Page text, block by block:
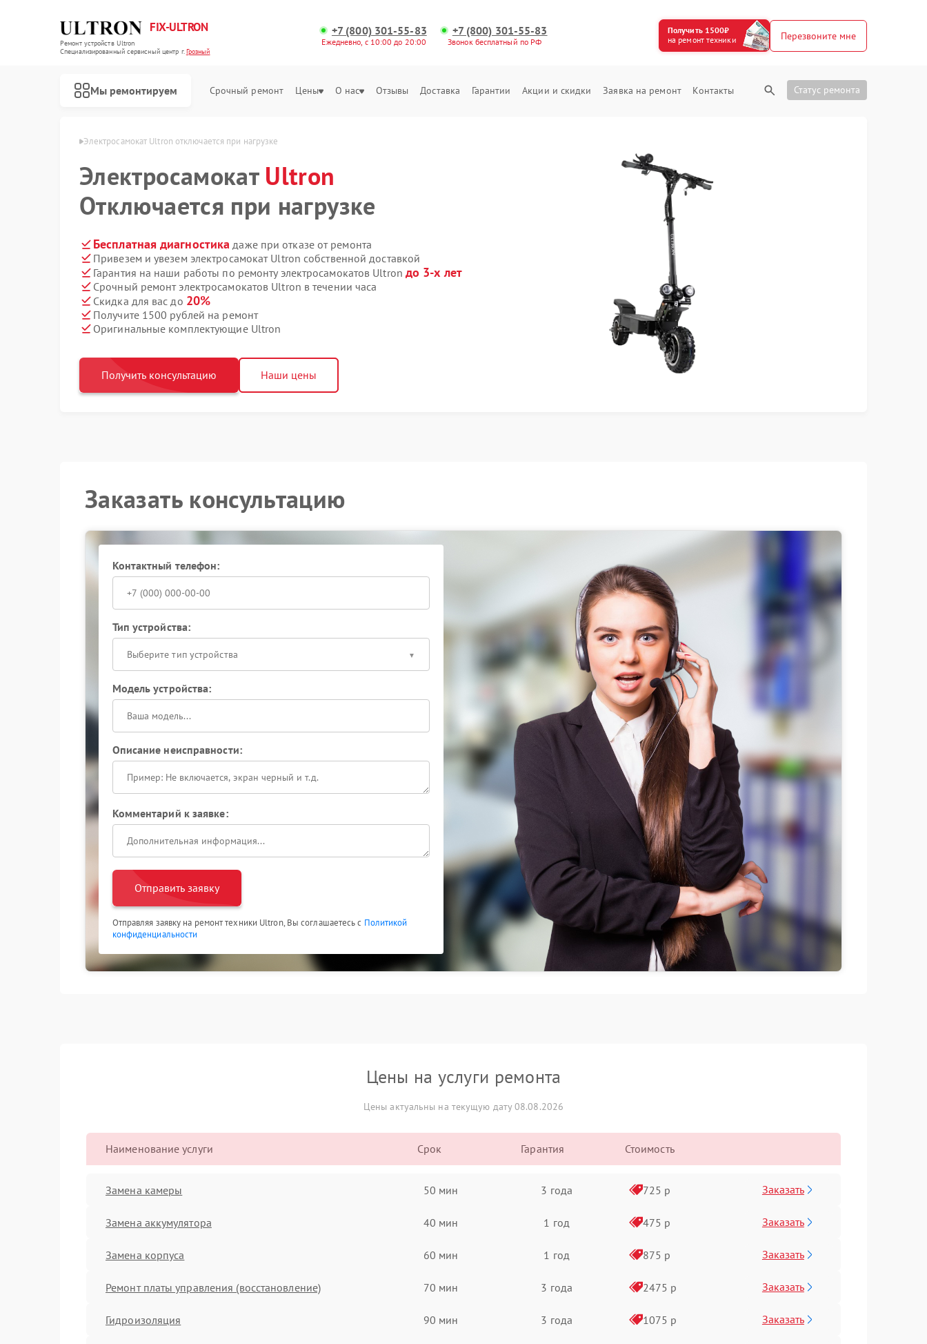
FIX-ULTRON
Ремонт устройств Ultron
Специализированный cервисный центр г.Грозный
+7 (800) 301-55-83
Ежедневно, с 10:00 до 20:00
+7 (800) 301-55-83
Звонок бесплатный по РФ
Получить 1500₽
на ремонт техники
Перезвоните мне
Мы ремонтируем Срочный ремонт Цены О нас Отзывы Доставка Гарантии Акции и скидки Заявка на ремонт Контакты Статус ремонта
Электросамокат Ultron отключается при нагрузке
Электросамокат Ultron
Отключается при нагрузке
Бесплатная диагностика даже при отказе от ремонта
Привезем и увезем электросамокат Ultron собственной доставкой
Гарантия на наши работы по ремонту электросамокатов Ultron до 3-х лет
Срочный ремонт электросамокатов Ultron в течении часа
Скидка для вас до 20%
Получите 1500 рублей на ремонт
Оригинальные комплектующие Ultron
Получить консультацию Наши цены
Заказать консультацию
Контактный телефон:
Тип устройства:
Выберите тип устройства
Модель устройства:
Описание неисправности:
Комментарий к заявке:
Отправить заявку
Отправляя заявку на ремонт техники Ultron, Вы соглашаетесь с Политикой
конфиденциальности
Цены на услуги ремонта
Цены актуальны на текущую дату 08.08.2026
Наименование услуги Срок Гарантия Стоимость
Замена камеры 50 мин 3 года 725 р Заказать
Замена аккумулятора 40 мин 1 год 475 р Заказать
Замена корпуса 60 мин 1 год 875 р Заказать
Ремонт платы управления (восстановление) 70 мин 3 года 2475 р Заказать
Гидроизоляция 90 мин 3 года 1075 р Заказать